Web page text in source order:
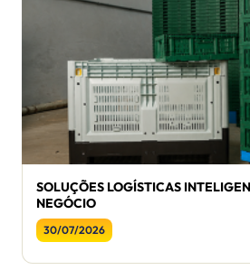
SOLUÇÕES LOGÍSTICAS
NEGÓCIO
30/07/2026